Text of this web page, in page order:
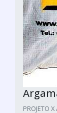
PROJETO